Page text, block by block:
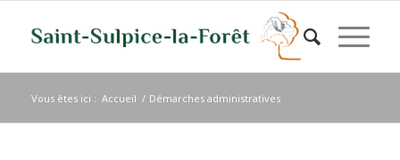
Vous êtes ici : Accueil / Démarches administratives